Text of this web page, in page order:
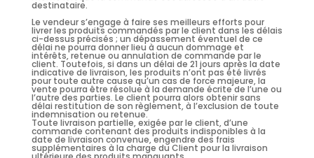
destinataire.
Le vendeur s’engage à faire ses meilleurs efforts pour
livrer les produits commandés par le client dans les délais
ci-dessus précisés ; un dépassement éventuel de ce
délai ne pourra donner lieu à aucun dommage et
intérêts, retenue ou annulation de commande par le
client. Toutefois, si dans un délai de 21 jours après la date
indicative de livraison, les produits n’ont pas été livrés
pour toute autre cause qu’un cas de force majeure, la
vente pourra être résolue à la demande écrite de l’une ou
l’autre des parties. Le client pourra alors obtenir sans
délai restitution de son règlement, à l’exclusion de toute
indemnisation ou retenue.
Toute livraison partielle, exigée par le client, d’une
commande contenant des produits indisponibles à la
date de livraison convenue, engendre des frais
supplémentaires à la charge du Client pour la livraison